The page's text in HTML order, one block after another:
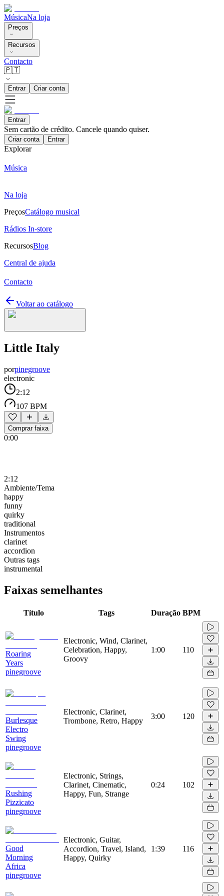
MúsicaNa loja
Preços
Recursos
Contacto
🇵🇹
Entrar Criar conta
Entrar
Sem cartão de crédito. Cancele quando quiser.
Criar conta Entrar
Explorar
Música
Na loja
PreçosCatálogo musical
Rádios In-store
RecursosBlog
Central de ajuda
Contacto
Voltar ao catálogo
Little Italy
porpinegroove
electronic
2:12
107 BPM
Comprar faixa
0:00
2:12
Ambiente/Tema
happy
funny
quirky
traditional
Instrumentos
clarinet
accordion
Outras tags
instrumental
Faixas semelhantes
Título Tags Duração BPM
Roaring
Years
pinegroove
Electronic, Wind, Clarinet,
Celebration, Happy,
Groovy
1:00 110
Burlesque
Electro
Swing
pinegroove
Electronic, Clarinet,
Trombone, Retro, Happy
3:00 120
Rushing
Pizzicato
pinegroove
Electronic, Strings,
Clarinet, Cinematic,
Happy, Fun, Strange
0:24 102
Good
Morning
Africa
pinegroove
Electronic, Guitar,
Accordion, Travel, Island,
Happy, Quirky
1:39 116